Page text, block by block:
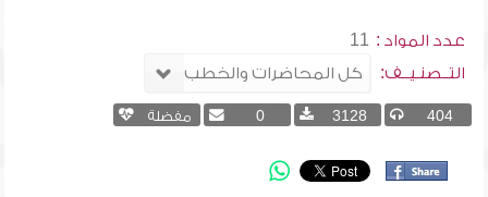
عدد المواد : 11
التــصنـيــف:
404
3128
0 مفضلة